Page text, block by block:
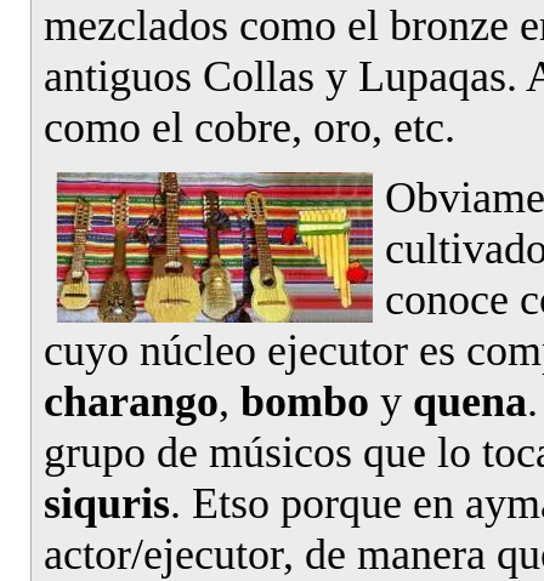
mezclados como el bronze
antiguos Collas y Lupaqas.
como el cobre, oro, etc.
conoce
cuyo núcleo ejecutor es
charango, bombo y quena
grupo de músicos que lo
siquris. Etso porque en
actor/ejecutor, de manera